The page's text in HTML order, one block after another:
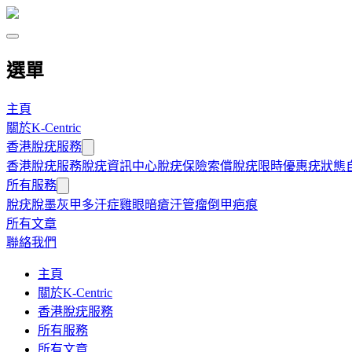
選單
主頁
關於K-Centric
香港脫疣服務
香港脫疣服務脫疣資訊中心脫疣保險索償脫疣限時優惠疣狀態
所有服務
脫疣脫墨灰甲多汗症雞眼暗瘡汗管瘤倒甲疤痕
所有文章
聯絡我們
主頁
關於K-Centric
香港脫疣服務
所有服務
所有文章